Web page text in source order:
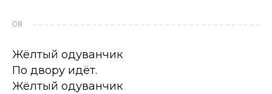
08
Жёлтый одуванчик
По двору идёт.
Жёлтый одуванчик